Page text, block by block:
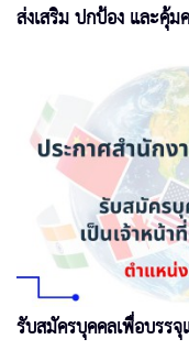
ส่งเสริม ปกป้อง และคุ้
รับสมัครบุคคลเพื่อบรรจุ